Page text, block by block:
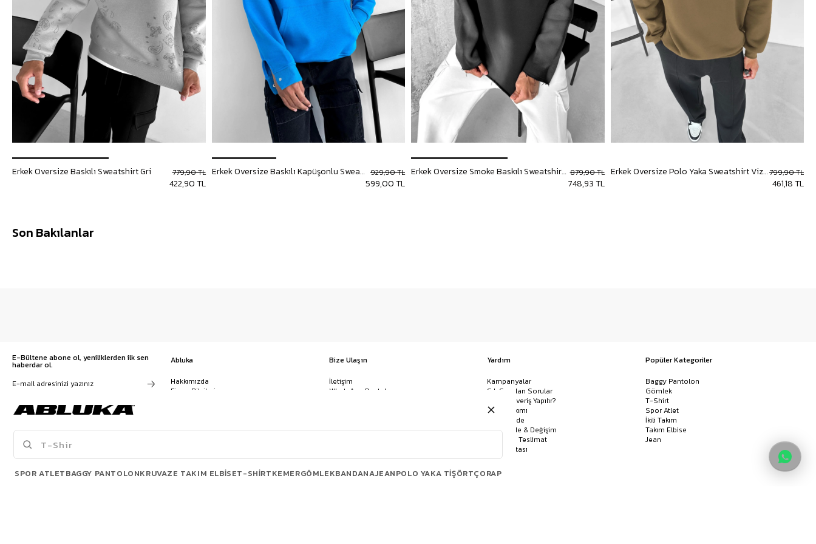
Erkek Oversize Baskılı Sweatshirt Gri
422,90 TL
779,90 TL
Erkek Oversize Baskılı Kapüşonlu Sweatshirt Mavi
599,00 TL
929,90 TL
Erkek Oversize Smoke Baskılı Sweatshirt Siyah
748,93 TL
879,90 TL
Erkek Oversize Polo Yaka Sweatshirt Vizon
461,18 TL
799,90 TL
Son Bakılanlar
E-Bültene abone ol, yeniliklerden ilk sen
haberdar ol.
Kampanyalar, ürünler ve
değişiklikler hakkında e-mail ve
buradan ulaşabilirsin
Abluka
Hakkımızda
Firma Bilgileri
Sözleşmeler
Bize Ulaşın
İletişim
WhatsApp Destek
Havale/EFT ve Kapıda Ödeme
Yardım
Kampanyalar
Sık Sorulan Sorular
Nasıl Alışveriş Yapılır?
Giysi Bakımı
İptal & İade
Kolay İade & Değişim
Kargo ve Teslimat
Site Haritası
Popüler Kategoriler
Baggy Pantolon
Gömlek
T-Shirt
Spor Atlet
İkili Takım
Takım Elbise
Jean
SPOR ATLETBAGGY PANTOLONKRUVAZE TAKIM ELBISET-SHIRTKEMERGÖMLEKBANDANAJEANPOLO YAKA TIŞÖRTÇORAP